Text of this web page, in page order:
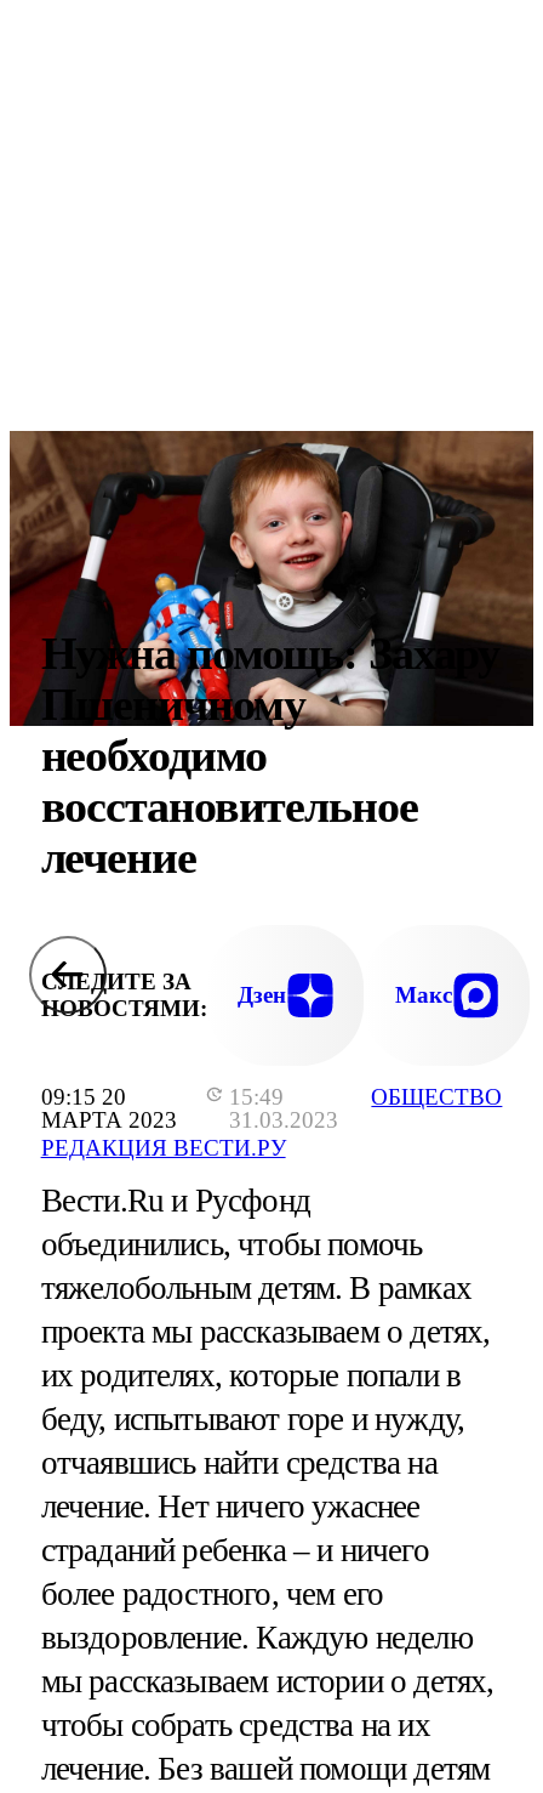
09:15 20
МАРТА 2023
15:49
31.03.2023
РЕДАКЦИЯ ВЕСТИ.РУ
ОБЩЕСТВО
Нужна помощь: Захару
Пшеничному
необходимо
восстановительное
лечение
СЛЕДИТЕ ЗА
НОВОСТЯМИ:
Дзен Макс
Вести.Ru и Русфонд
объединились, чтобы помочь
тяжелобольным детям. В рамках
проекта мы рассказываем о детях,
их родителях, которые попали в
беду, испытывают горе и нужду,
отчаявшись найти средства на
лечение. Нет ничего ужаснее
страданий ребенка – и ничего
более радостного, чем его
выздоровление. Каждую неделю
мы рассказываем истории о детях,
чтобы собрать средства на их
лечение. Без вашей помощи детям